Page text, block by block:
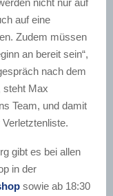
auf eine
Zudem müssen
an bereit sein“,
nach dem
steht Max
Team, und damit
gibt es bei allen
in der
sowie ab 18:30